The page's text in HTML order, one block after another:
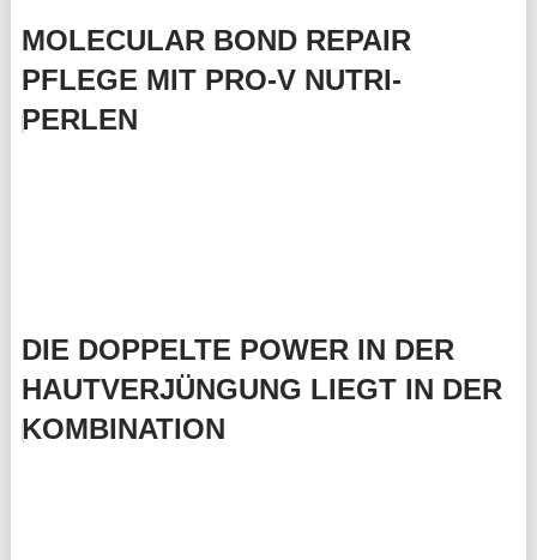
MOLECULAR BOND REPAIR
PFLEGE MIT PRO-V NUTRI-
PERLEN
DIE DOPPELTE POWER IN DER
HAUTVERJÜNGUNG LIEGT IN DER
KOMBINATION